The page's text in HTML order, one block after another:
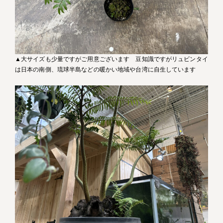
▲大サイズも少量ですがご用意ございます 豆知識ですがリュビンタイ
は日本の南側、琉球半島などの暖かい地域や台湾に自生しています